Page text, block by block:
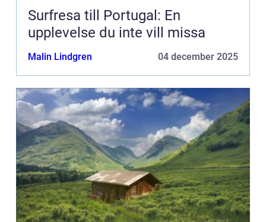
Surfresa till Portugal: En
upplevelse du inte vill missa
Malin Lindgren 04 december 2025